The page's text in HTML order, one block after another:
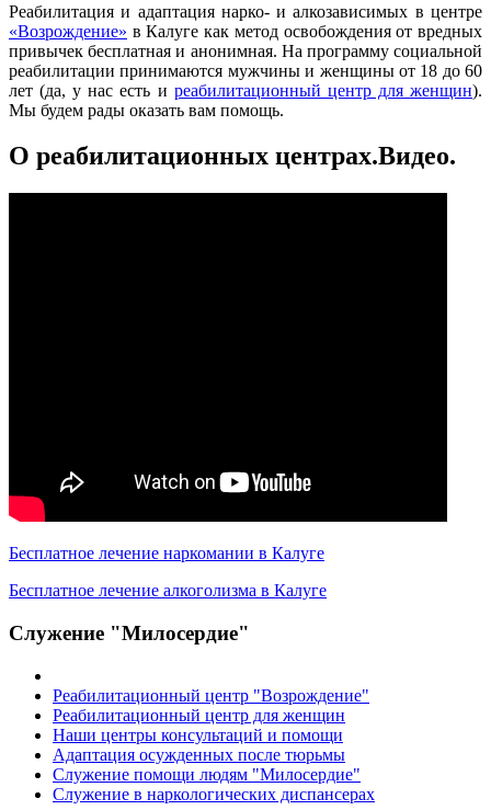
Реабилитация и адаптация нарко- и алкозависимых в центре
«Возрождение» в Калуге как метод освобождения от вредных
привычек бесплатная и анонимная. На программу социальной
реабилитации принимаются мужчины и женщины от 18 до 60
лет (да, у нас есть и реабилитационный центр для женщин).
Мы будем рады оказать вам помощь.
О реабилитационных центрах.Видео.
Бесплатное лечение наркомании в Калуге
Бесплатное лечение алкоголизма в Калуге
Служение "Милосердие"
Реабилитационный центр "Возрождение"
Реабилитационный центр для женщин
Наши центры консультаций и помощи
Адаптация осужденных после тюрьмы
Служение помощи людям "Милосердие"
Служение в наркологических диспансерах